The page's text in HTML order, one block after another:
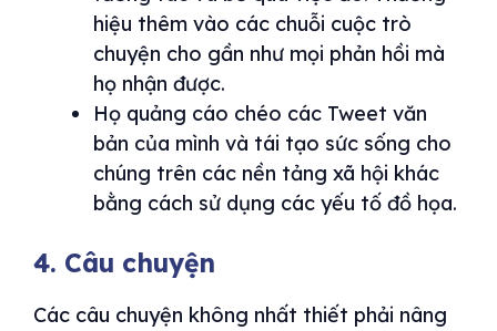
hiệu thêm vào các chuỗi cuộc trò
chuyện cho gần như mọi phản hồi mà
họ nhận được.
Họ quảng cáo chéo các Tweet văn
bản của mình và tái tạo sức sống cho
chúng trên các nền tảng xã hội khác
bằng cách sử dụng các yếu tố đồ họa.
4. Câu chuyện
Các câu chuyện không nhất thiết phải nâng